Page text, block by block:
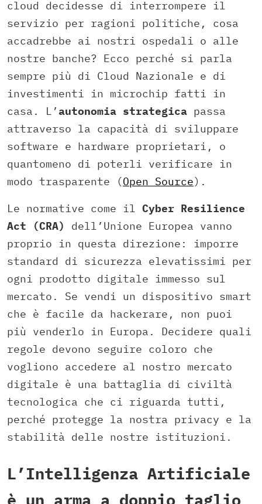
cloud decidesse di interrompere il
servizio per ragioni politiche, cosa
accadrebbe ai nostri ospedali o alle
nostre banche? Ecco perché si parla
sempre più di Cloud Nazionale e di
investimenti in microchip fatti in
casa. L’ autonomia strategica passa
attraverso la capacità di sviluppare
software e hardware proprietari, o
quantomeno di poterli verificare in
modo trasparente (Open Source).
Le normative come il Cyber Resilience
Act (CRA)
dell’Unione Europea vanno
proprio in questa direzione: imporre
standard di sicurezza elevatissimi per
ogni prodotto digitale immesso sul
mercato. Se vendi un dispositivo smart
che è facile da hackerare, non puoi
più venderlo in Europa. Decidere quali
regole devono seguire coloro che
vogliono accedere al nostro mercato
digitale è una battaglia di civiltà
tecnologica che ci riguarda tutti,
perché protegge la nostra privacy e la
stabilità delle nostre istituzioni.
L’Intelligenza Artificiale
è un arma a doppio taglio